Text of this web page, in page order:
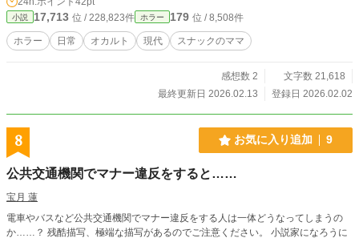
小説 17,713 位 / 228,823件 ホラー 179 位 / 8,508件
ホラー 日常 オカルト 現代 スナックのママ
感想数 2
文字数 21,618
最終更新日 2026.02.13
登録日 2026.02.02
8 お気に入り追加 9
公共交通機関でマナー違反をすると……
宝月 蓮
電車やバスなど公共交通機関でマナー違反をする人は一体どうなってしまうの
か……？ 残酷描写、極端な描写があるのでご注意ください。 小説家になろうに